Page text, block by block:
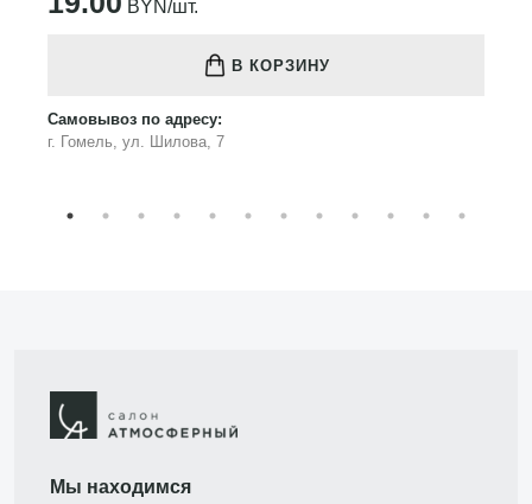
BYN/шт.
В КОРЗИНУ
Самовывоз по адресу:
г. Гомель, ул. Шилова, 7
Мы находимся